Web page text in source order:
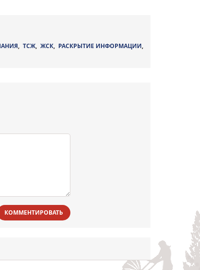
,ТСЖ,ЖСК, РАСКРЫТИЕ ИНФОРМАЦИИ,
КОММЕНТИРОВАТЬ